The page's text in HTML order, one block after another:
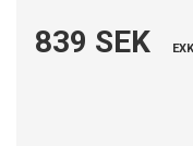
839 SEK